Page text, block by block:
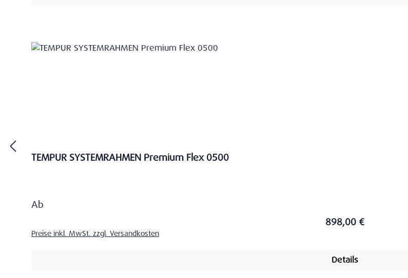
TEMPUR SYSTEMRAHMEN Premium Flex 0500
Regulärer Preis:
Ab
898,00 €
Preise inkl. MwSt. zzgl. Versandkosten
Details